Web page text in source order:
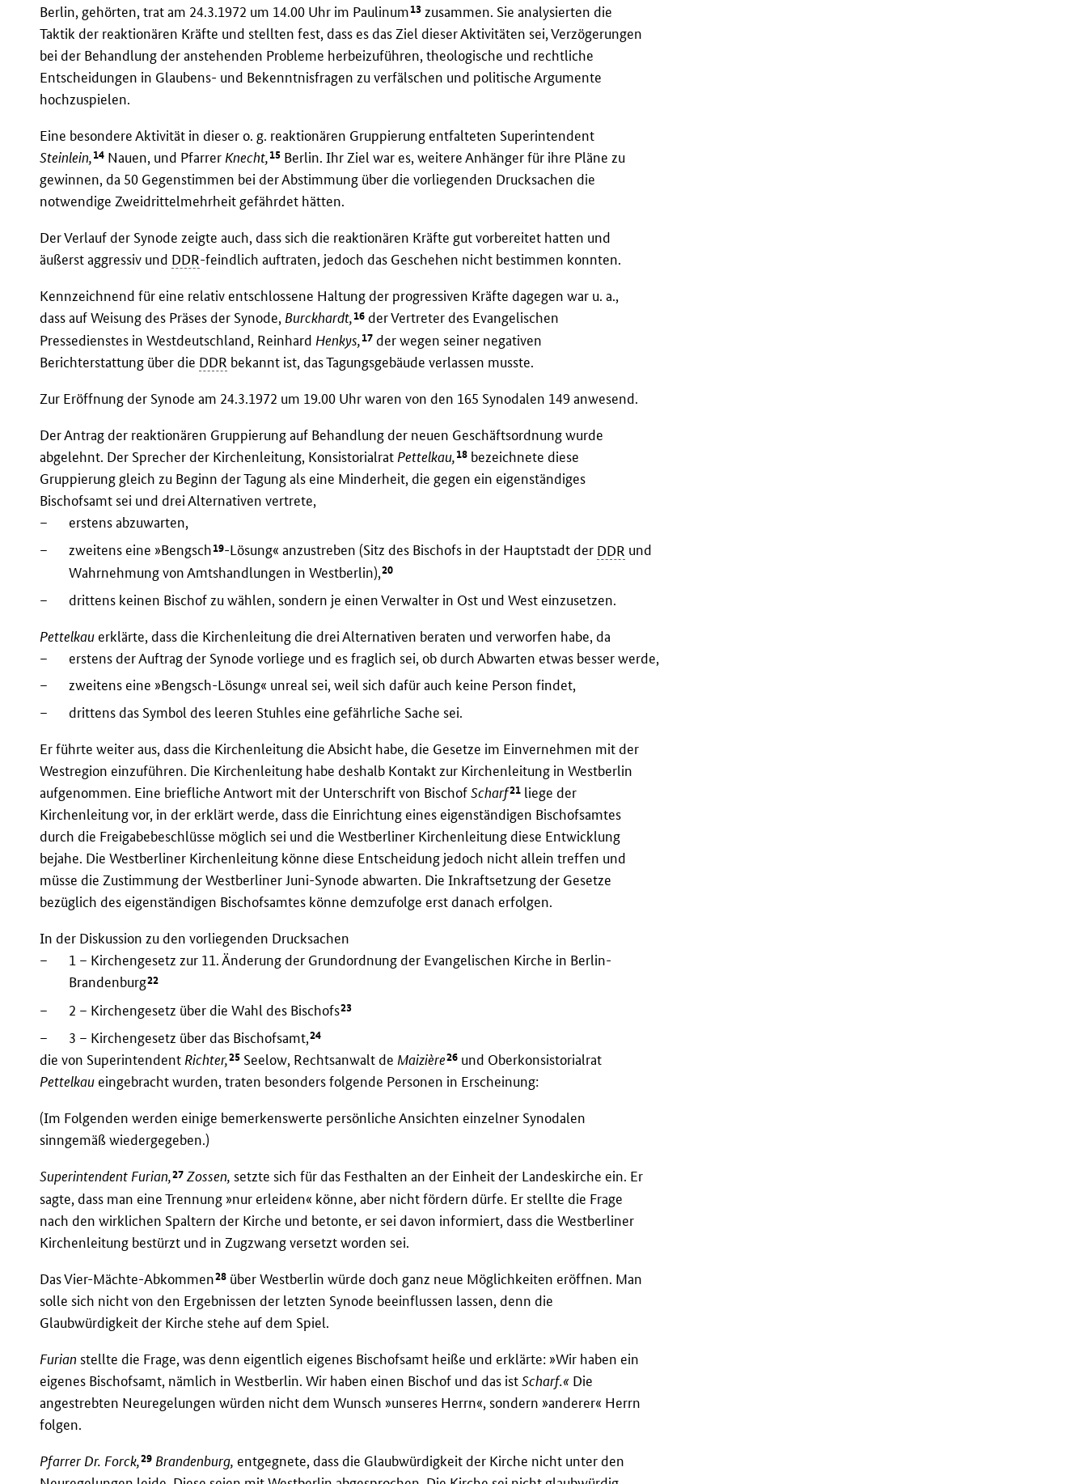
Berlin, gehörten, trat am 24.3.1972 um 14.00 Uhr im Paulinum13 zusammen. Sie analysierten die
Taktik der reaktionären Kräfte und stellten fest, dass es das Ziel dieser Aktivitäten sei, Verzögerungen
bei der Behandlung der anstehenden Probleme herbeizuführen, theologische und rechtliche
Entscheidungen in Glaubens- und Bekenntnisfragen zu verfälschen und politische Argumente
hochzuspielen.
Eine besondere Aktivität in dieser o. g. reaktionären Gruppierung entfalteten Superintendent
Steinlein,14 Nauen, und Pfarrer Knecht,15 Berlin. Ihr Ziel war es, weitere Anhänger für ihre Pläne zu
gewinnen, da 50 Gegenstimmen bei der Abstimmung über die vorliegenden Drucksachen die
notwendige Zweidrittelmehrheit gefährdet hätten.
Der Verlauf der Synode zeigte auch, dass sich die reaktionären Kräfte gut vorbereitet hatten und
äußerst aggressiv und DDR-feindlich auftraten, jedoch das Geschehen nicht bestimmen konnten.
Kennzeichnend für eine relativ entschlossene Haltung der progressiven Kräfte dagegen war u. a.,
dass auf Weisung des Präses der Synode, Burckhardt,16 der Vertreter des Evangelischen
Pressedienstes in Westdeutschland, Reinhard Henkys,17 der wegen seiner negativen
Berichterstattung über die DDR bekannt ist, das Tagungsgebäude verlassen musste.
Zur Eröffnung der Synode am 24.3.1972 um 19.00 Uhr waren von den 165 Synodalen 149 anwesend.
Der Antrag der reaktionären Gruppierung auf Behandlung der neuen Geschäftsordnung wurde
abgelehnt. Der Sprecher der Kirchenleitung, Konsistorialrat Pettelkau,18 bezeichnete diese
Gruppierung gleich zu Beginn der Tagung als eine Minderheit, die gegen ein eigenständiges
Bischofsamt sei und drei Alternativen vertrete,
–
erstens abzuwarten,
–
zweitens eine »Bengsch19-Lösung« anzustreben (Sitz des Bischofs in der Hauptstadt der DDR und
Wahrnehmung von Amtshandlungen in Westberlin),20
– drittens keinen Bischof zu wählen, sondern je einen Verwalter in Ost und West einzusetzen.
Pettelkau erklärte, dass die Kirchenleitung die drei Alternativen beraten und verworfen habe, da
–
erstens der Auftrag der Synode vorliege und es fraglich sei, ob durch Abwarten etwas besser werde,
–
zweitens eine »Bengsch-Lösung« unreal sei, weil sich dafür auch keine Person findet,
–
drittens das Symbol des leeren Stuhles eine gefährliche Sache sei.
Er führte weiter aus, dass die Kirchenleitung die Absicht habe, die Gesetze im Einvernehmen mit der
Westregion einzuführen. Die Kirchenleitung habe deshalb Kontakt zur Kirchenleitung in Westberlin
aufgenommen. Eine briefliche Antwort mit der Unterschrift von BischofScharf21 liege der
Kirchenleitung vor, in der erklärt werde, dass die Einrichtung eines eigenständigen Bischofsamtes
durch die Freigabebeschlüsse möglich sei und die Westberliner Kirchenleitung diese Entwicklung
bejahe. Die Westberliner Kirchenleitung könne diese Entscheidung jedoch nicht allein treffen und
müsse die Zustimmung der Westberliner Juni-Synode abwarten. Die Inkraftsetzung der Gesetze
bezüglich des eigenständigen Bischofsamtes könne demzufolge erst danach erfolgen.
In der Diskussion zu den vorliegenden Drucksachen
–
1 – Kirchengesetz zur 11. Änderung der Grundordnung der Evangelischen Kirche in Berlin-
Brandenburg22
– 2 – Kirchengesetz über die Wahl des Bischofs23
– 3 – Kirchengesetz über das Bischofsamt,24
die von Superintendent Richter,25 Seelow, Rechtsanwalt de Maizière26 und Oberkonsistorialrat
Pettelkau eingebracht wurden, traten besonders folgende Personen in Erscheinung:
(Im Folgenden werden einige bemerkenswerte persönliche Ansichten einzelner Synodalen
sinngemäß wiedergegeben.)
Superintendent Furian,27 Zossen, setzte sich für das Festhalten an der Einheit der Landeskirche ein. Er
sagte, dass man eine Trennung »nur erleiden« könne, aber nicht fördern dürfe. Er stellte die Frage
nach den wirklichen Spaltern der Kirche und betonte, er sei davon informiert, dass die Westberliner
Kirchenleitung bestürzt und in Zugzwang versetzt worden sei.
Das Vier-Mächte-Abkommen28 über Westberlin würde doch ganz neue Möglichkeiten eröffnen. Man
solle sich nicht von den Ergebnissen der letzten Synode beeinflussen lassen, denn die
Glaubwürdigkeit der Kirche stehe auf dem Spiel.
Furian stellte die Frage, was denn eigentlich eigenes Bischofsamt heiße und erklärte: »Wir haben ein
eigenes Bischofsamt, nämlich in Westberlin. Wir haben einen Bischof und das istScharf.« Die
angestrebten Neuregelungen würden nicht dem Wunsch »unseres Herrn«, sondern »anderer« Herrn
folgen.
Pfarrer Dr. Forck,29 Brandenburg, entgegnete, dass die Glaubwürdigkeit der Kirche nicht unter den